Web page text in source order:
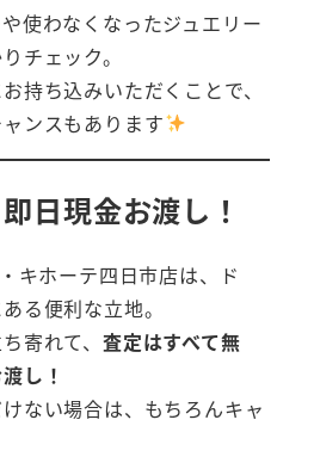
使わなくなったジュエリー
チェック。
持ち込みいただくことで、
ンスもあります
日現金お渡し！
キホーテ四日市店は、ド
る便利な立地。
寄れて、 査定はすべて無
し！
ない場合は、もちろんキャ